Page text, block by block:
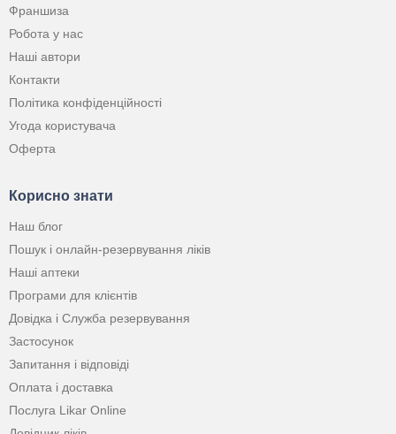
Франшиза
Робота у нас
Наші автори
Контакти
Політика конфіденційності
Угода користувача
Оферта
Корисно знати
Наш блог
Пошук і онлайн-резервування ліків
Наші аптеки
Програми для клієнтів
Довідка і Служба резервування
Застосунок
Запитання і відповіді
Оплата і доставка
Послуга Likar Online